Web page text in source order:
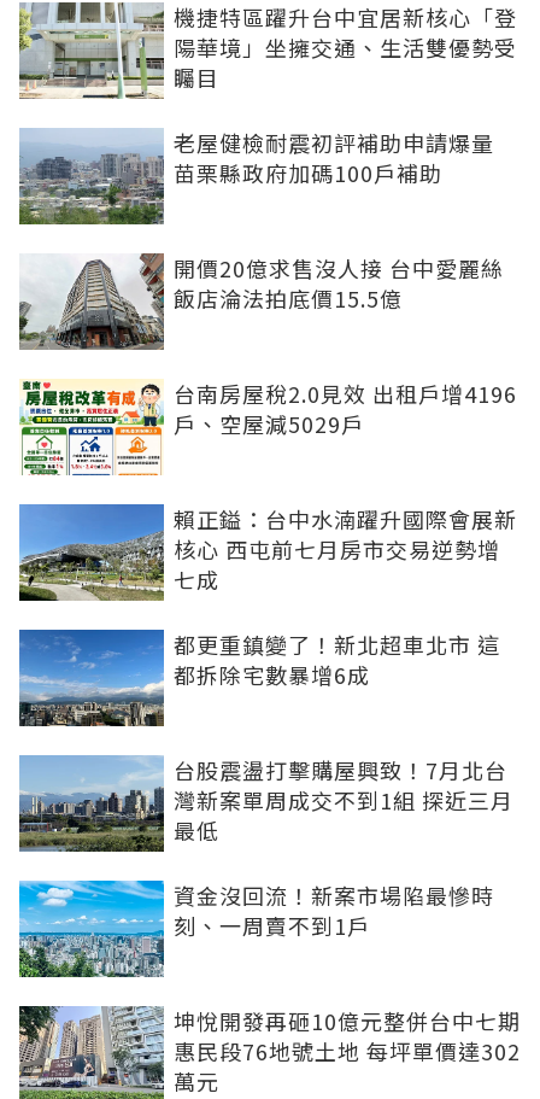
機捷特區躍升台中宜居新核心「登
陽華境」坐擁交通、生活雙優勢受
矚目
老屋健檢耐震初評補助申請爆量
苗栗縣政府加碼100戶補助
開價20億求售沒人接 台中愛麗絲
飯店淪法拍底價15.5億
台南房屋稅2.0見效 出租戶增4196
戶、空屋減5029戶
賴正鎰：台中水湳躍升國際會展新
核心 西屯前七月房市交易逆勢增
七成
都更重鎮變了！新北超車北市 這
都拆除宅數暴增6成
台股震盪打擊購屋興致！7月北台
灣新案單周成交不到1組 探近三月
最低
資金沒回流！新案市場陷最慘時
刻、一周賣不到1戶
坤悅開發再砸10億元整併台中七期
惠民段76地號土地 每坪單價達302
萬元